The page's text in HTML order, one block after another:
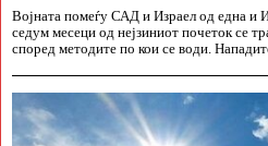
Војната помеѓу САД и Израел од една и
седум месеци од нејзиниот почеток се
според методите по кои се води.